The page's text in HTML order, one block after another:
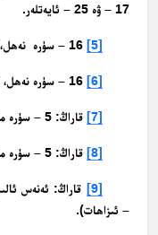
17 – ۋە 25 – ئايەتلەر.
[5] 16 – سۈرە نەھل، 20 – ئايەت.
[6] 16 – سۈرە نەھل، 73 – ئايەت.
[7] قاراڭ: 5 – سۈرە مائىدە، 3 – ئايەت.
[8] قاراڭ: 5 – سۈرە مائىدە، 90 – ئايەت.
[9] قاراڭ: ئەنەس
– ئىزاھات).